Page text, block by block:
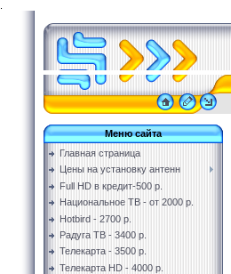
Меню сайта
Главная страница
Цены на установку антенн
Full HD в кредит-500 р.
Национальное ТВ - от 2000 р.
Hotbird - 2700 р.
Радуга ТВ - 3400 р.
Телекарта - 3500 р.
Телекарта HD - 4000 р.